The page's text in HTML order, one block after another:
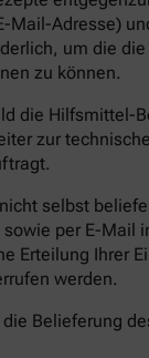
Mail-Adresse)
um die
zu können.
die Hilfsmittel-
zur
selbst
per E-Mail
Erteilung
werden.
Belieferung